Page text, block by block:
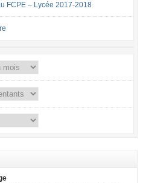
FCPE – Lycée 2017-2018